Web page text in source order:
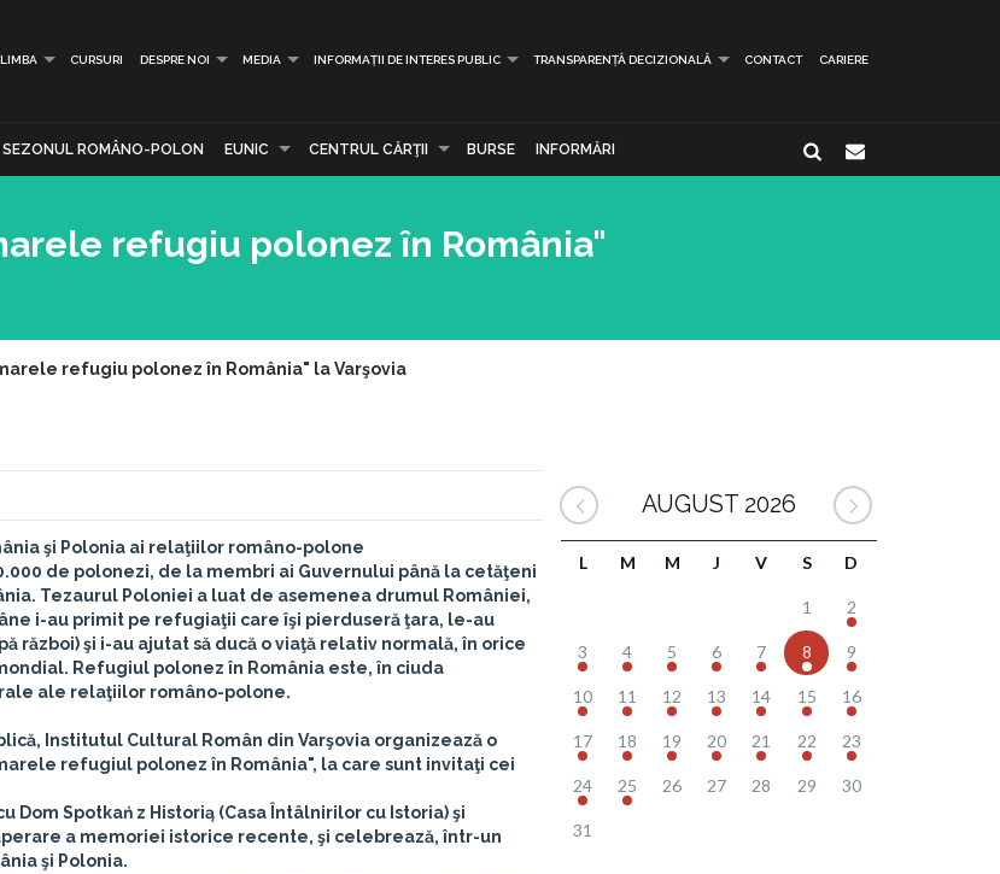
LIMBA CURSURI DESPRE NOI MEDIA INFORMAȚII DE INTERES PUBLIC TRANSPARENȚĂ DECIZIONALĂ CONTACT CARIERE
SEZONUL ROMÂNO-POLON EUNIC CENTRUL CĂRŢII BURSE INFORMĂRI
refugiu polonez în România"
refugiu polonez în România" la Varşovia
şi Polonia ai relaţiilor româno-polone
de polonezi, de la membri ai Guvernului până la cetăţeni
Tezaurul Poloniei a luat de asemenea drumul României,
i-au primit pe refugiaţii care îşi pierduseră ţara, le-au
şi i-au ajutat să ducă o viaţă relativ normală, în orice
Refugiul polonez în România este, în ciuda
ale relaţiilor româno-polone.
Institutul Cultural Român din Varşovia organizează o
refugiul polonez în România", la care sunt invitaţi cei
Dom Spotkań z Historią (Casa Întâlnirilor cu Istoria) şi
a memoriei istorice recente, şi celebrează, într-un
şi Polonia.
AUGUST 2026
L M M J V S D
1 2
3 4 5 6 7 8 9
10 11 12 13 14 15 16
17 18 19 20 21 22 23
24 25 26 27 28 29 30
31